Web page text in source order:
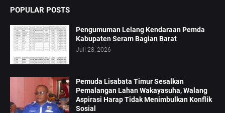
POPULAR POSTS
Pengumuman Lelang Kendaraan Pemda
Kabupaten Seram Bagian Barat
Juli 28, 2026
Pemuda Lisabata Timur Sesalkan
Pemalangan Lahan Wakayasuha, Walang
Aspirasi Harap Tidak Menimbulkan Konflik
Sosial